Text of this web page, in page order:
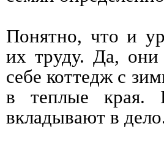
Понятно, что и
их труду. Да, они
себе коттедж с
в теплые края.
вкладывают в